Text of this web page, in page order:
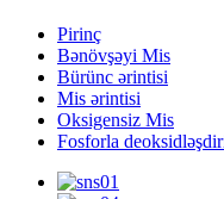
Pirinç
Bənövşəyi Mis
Bürünc ərintisi
Mis ərintisi
Oksigensiz Mis
Fosforla